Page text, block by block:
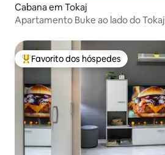
Cabana em Tokaj
Apartamento Buke ao lado do
Favoritos dos hóspedes mais
Favorito dos hóspedes